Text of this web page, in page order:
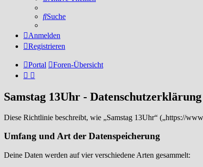
Suche
Anmelden
Registrieren
Portal Foren-Übersicht
Samstag 13Uhr - Datenschutzerklärung
Diese Richtlinie beschreibt, wie „Samstag 13Uhr“ („https://
Umfang und Art der Datenspeicherung
Deine Daten werden auf vier verschiedene Arten gesammelt: